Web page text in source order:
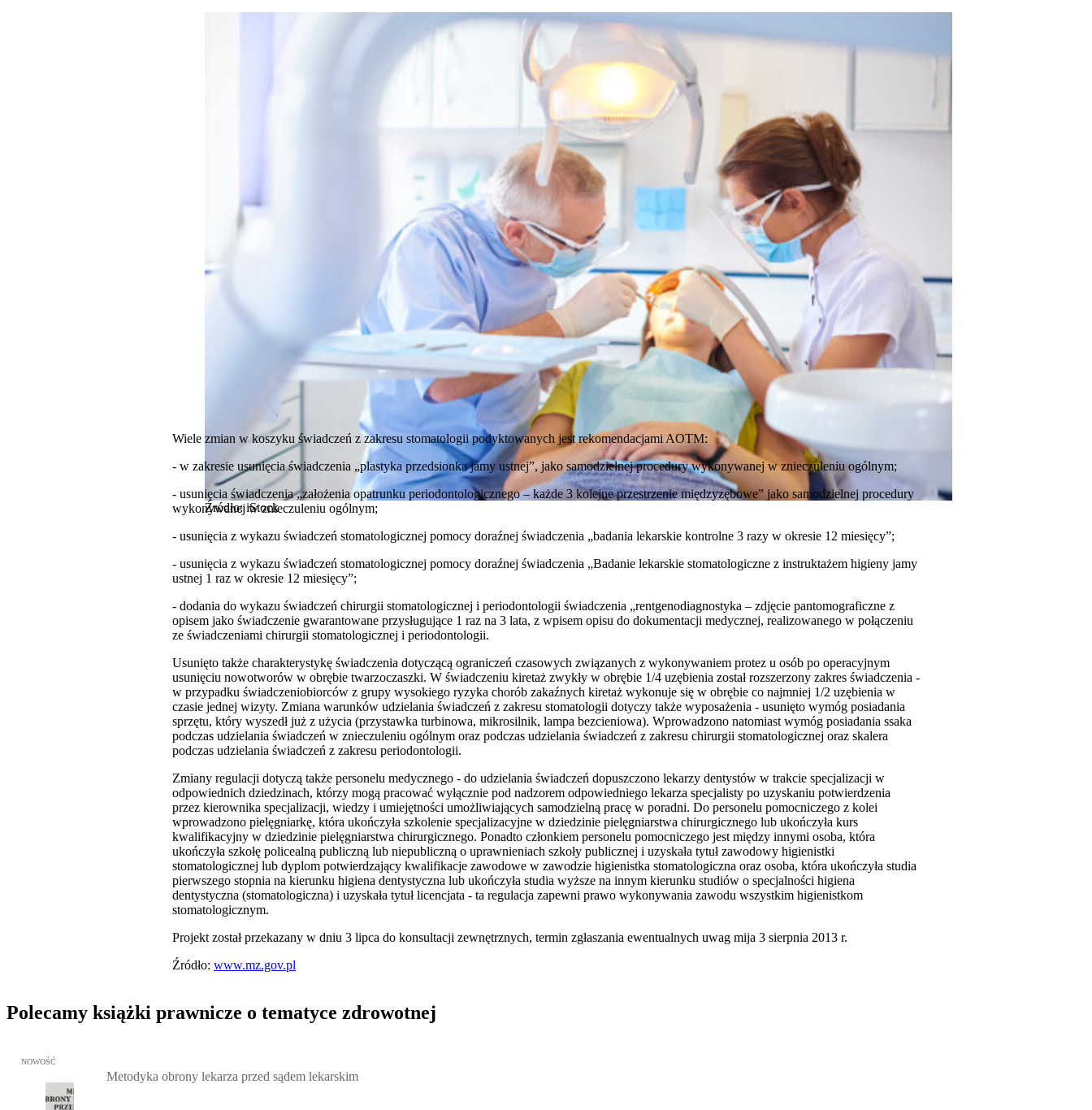
Źródło: iStock
Wiele zmian w koszyku świadczeń z zakresu stomatologii podyktowanych jest rekomendacjami AOTM:
- w zakresie usunięcia świadczenia „plastyka przedsionka jamy ustnej”, jako samodzielnej procedury wykonywanej w znieczuleniu ogólnym;
- usunięcia świadczenia „założenia opatrunku periodontologicznego – każde 3 kolejne przestrzenie międzyzębowe” jako samodzielnej procedury
wykonywanej w znieczuleniu ogólnym;
- usunięcia z wykazu świadczeń stomatologicznej pomocy doraźnej świadczenia „badania lekarskie kontrolne 3 razy w okresie 12 miesięcy”;
- usunięcia z wykazu świadczeń stomatologicznej pomocy doraźnej świadczenia „Badanie lekarskie stomatologiczne z instruktażem higieny jamy
ustnej 1 raz w okresie 12 miesięcy”;
- dodania do wykazu świadczeń chirurgii stomatologicznej i periodontologii świadczenia „rentgenodiagnostyka – zdjęcie pantomograficzne z
opisem jako świadczenie gwarantowane przysługujące 1 raz na 3 lata, z wpisem opisu do dokumentacji medycznej, realizowanego w połączeniu
ze świadczeniami chirurgii stomatologicznej i periodontologii.
Usunięto także charakterystykę świadczenia dotyczącą ograniczeń czasowych związanych z wykonywaniem protez u osób po operacyjnym
usunięciu nowotworów w obrębie twarzoczaszki. W świadczeniu kiretaż zwykły w obrębie 1/4 uzębienia został rozszerzony zakres świadczenia -
w przypadku świadczeniobiorców z grupy wysokiego ryzyka chorób zakaźnych kiretaż wykonuje się w obrębie co najmniej 1/2 uzębienia w
czasie jednej wizyty. Zmiana warunków udzielania świadczeń z zakresu stomatologii dotyczy także wyposażenia - usunięto wymóg posiadania
sprzętu, który wyszedł już z użycia (przystawka turbinowa, mikrosilnik, lampa bezcieniowa). Wprowadzono natomiast wymóg posiadania ssaka
podczas udzielania świadczeń w znieczuleniu ogólnym oraz podczas udzielania świadczeń z zakresu chirurgii stomatologicznej oraz skalera
podczas udzielania świadczeń z zakresu periodontologii.
Zmiany regulacji dotyczą także personelu medycznego - do udzielania świadczeń dopuszczono lekarzy dentystów w trakcie specjalizacji w
odpowiednich dziedzinach, którzy mogą pracować wyłącznie pod nadzorem odpowiedniego lekarza specjalisty po uzyskaniu potwierdzenia
przez kierownika specjalizacji, wiedzy i umiejętności umożliwiających samodzielną pracę w poradni. Do personelu pomocniczego z kolei
wprowadzono pielęgniarkę, która ukończyła szkolenie specjalizacyjne w dziedzinie pielęgniarstwa chirurgicznego lub ukończyła kurs
kwalifikacyjny w dziedzinie pielęgniarstwa chirurgicznego. Ponadto członkiem personelu pomocniczego jest między innymi osoba, która
ukończyła szkołę policealną publiczną lub niepubliczną o uprawnieniach szkoły publicznej i uzyskała tytuł zawodowy higienistki
stomatologicznej lub dyplom potwierdzający kwalifikacje zawodowe w zawodzie higienistka stomatologiczna oraz osoba, która ukończyła studia
pierwszego stopnia na kierunku higiena dentystyczna lub ukończyła studia wyższe na innym kierunku studiów o specjalności higiena
dentystyczna (stomatologiczna) i uzyskała tytuł licencjata - ta regulacja zapewni prawo wykonywania zawodu wszystkim higienistkom
stomatologicznym.
Projekt został przekazany w dniu 3 lipca do konsultacji zewnętrznych, termin zgłaszania ewentualnych uwag mija 3 sierpnia 2013 r.
Źródło: www.mz.gov.pl
Polecamy książki prawnicze o tematyce zdrowotnej
Przejdź do: Metodyka obrony lekarza przed sądem lekarskim, Marcin Burdzik, Radosław Tymiński - otwiera się w nowym oknie
NOWOŚĆ
Metodyka obrony lekarza przed sądem lekarskim